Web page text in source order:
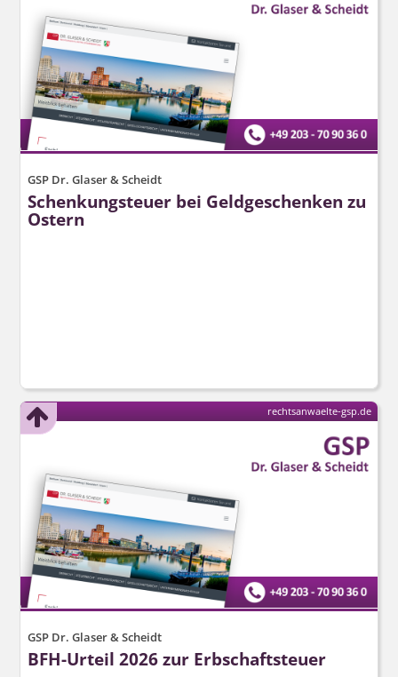
GSP Dr. Glaser & Scheidt
Schenkungsteuer bei Geldgeschenken zu
Ostern
GSP Dr. Glaser & Scheidt
BFH-Urteil 2026 zur Erbschaftsteuer
rechtsanwaelte-gsp.de